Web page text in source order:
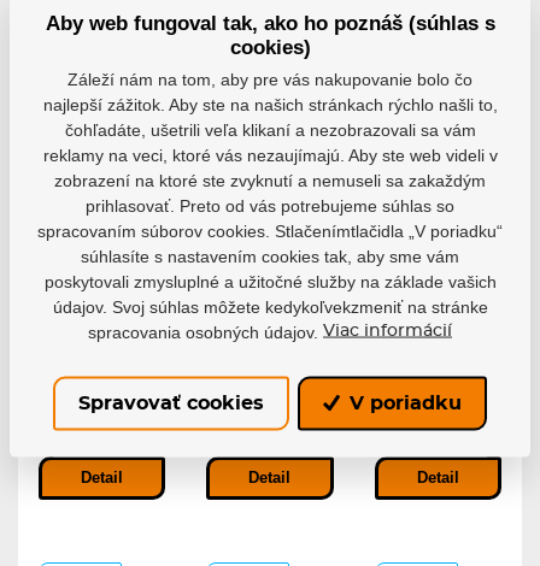
Šnúrky
Powerslide
Venerate
Classic
White
šnúrky Venerate...
Skladom
5,04 €
Detail
Caliber Tool
Powerslide
Wicked
Wicked Caliber
Tool je praktický...
Skladom
111,32 €
Detail
NOVINKA
Rukavice
Swings Aero
Glove Black
Rukavice Swings
Aero Gloves...
Skladom
28,34 €
Detail
Aby web fungoval tak, ako ho poznáš (súhlas s
cookies)
Záleží nám na tom, aby pre vás nakupovanie bolo čo
najlepší zážitok. Aby ste na našich stránkach rýchlo našli to,
čohľadáte, ušetrili veľa klikaní a nezobrazovali sa vám
reklamy na veci, ktoré vás nezaujímajú. Aby ste web videli v
zobrazení na ktoré ste zvyknutí a nemuseli sa zakaždým
prihlasovať. Preto od vás potrebujeme súhlas so
spracovaním súborov cookies. Stlačenímtlačidla „V poriadku“
súhlasíte s nastavením cookies tak, aby sme vám
poskytovali zmysluplné a užitočné služby na základe vašich
údajov. Svoj súhlas môžete kedykoľvekzmeniť na stránke
spracovania osobných údajov. Viac informácií
Spravovať cookies V poriadku